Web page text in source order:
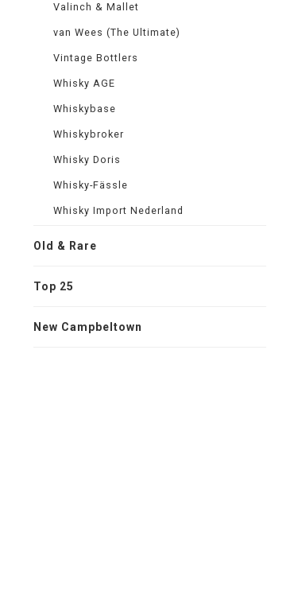
Valinch & Mallet
van Wees (The Ultimate)
Vintage Bottlers
Whisky AGE
Whiskybase
Whiskybroker
Whisky Doris
Whisky-Fässle
Whisky Import Nederland
Old & Rare
Top 25
New Campbeltown